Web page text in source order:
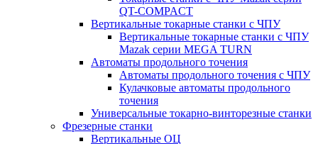
QT-COMPACT
Вертикальные токарные станки с ЧПУ
Вертикальные токарные станки с ЧПУ
Mazak серии MEGA TURN
Автоматы продольного точения
Автоматы продольного точения с ЧПУ
Кулачковые автоматы продольного
точения
Универсальные токарно-винторезные станки
Фрезерные станки
Вертикальные ОЦ